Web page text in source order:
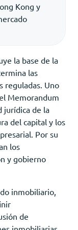
Kong y
la base de la
las
reguladas. Uno
Memorandum
jurídica de la
del capital y los
Por su
los
y gobierno
inmobiliario,
de